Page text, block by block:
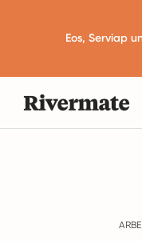
Eos, Serviap